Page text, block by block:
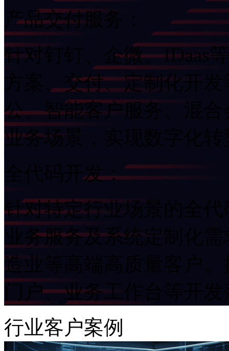
产品交付服务：
针对钉钉、企微、
方案、交付、定制化
公、智能客户服务、混
业务场景，实现数字化
全代码开发：
针对特定行业场景的全代
业务服务及系统定制化需
造业等高端高质量客户。
门户、业务工作台等开
行业客户案例